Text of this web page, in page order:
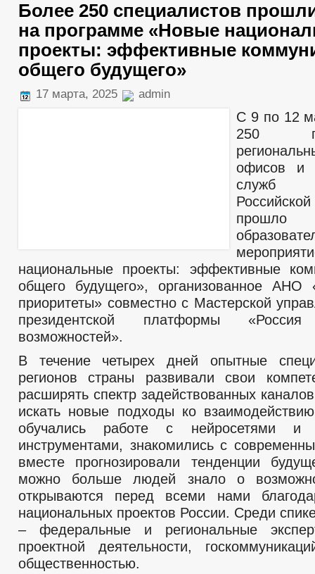
Более 250 специалистов
на программе «Новые
проекты: эффективные
общего будущего»
17 марта, 2025 admin
С 9 по 12
250
офисов и
служб
прошло
национальные проекты: эффективные
общего будущего», организованное АНО
приоритеты» совместно с Мастерской
президентской платформы
возможностей».
В течение четырех дней опытные
регионов страны развивали свои
расширять спектр задействованных
искать новые подходы ко
обучались работе с нейросетями и
инструментами, знакомились с
вместе прогнозировали тенденции
можно больше людей знало о
открываются перед всеми нами
национальных проектов России. Среди
– федеральные и региональные
проектной деятельности,
общественностью.